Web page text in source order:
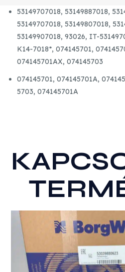
FELÚJÍTOTT
TURBÓ
mennyiség
53149707018, 53149887018,
53149707018, 53149807018,
53149907018, 93026, IT-
K14-7018*, 074145701,
074145701AX, 074145703
074145701, 074145701A,
5703, 074145701A